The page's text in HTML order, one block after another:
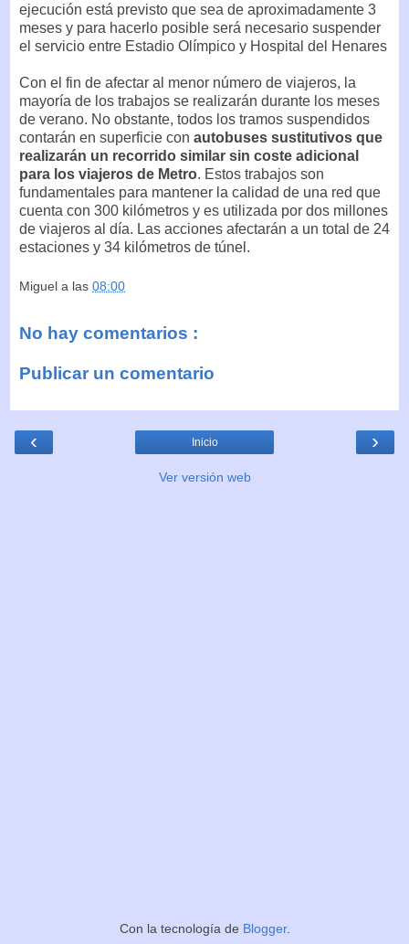
ejecución está previsto que sea de aproximadamente 3
meses y para hacerlo posible será necesario suspender
el servicio entre Estadio Olímpico y Hospital del Henares
Con el fin de afectar al menor número de viajeros, la
mayoría de los trabajos se realizarán durante los meses
de verano. No obstante, todos los tramos suspendidos
contarán en superficie con autobuses sustitutivos que
realizarán un recorrido similar sin coste adicional
para los viajeros de Metro. Estos trabajos son
fundamentales para mantener la calidad de una red que
cuenta con 300 kilómetros y es utilizada por dos millones
de viajeros al día. Las acciones afectarán a un total de 24
estaciones y 34 kilómetros de túnel.
Miguel a las 08:00
No hay comentarios :
Publicar un comentario
‹ ›
Inicio
Ver versión web
Con la tecnología de Blogger.